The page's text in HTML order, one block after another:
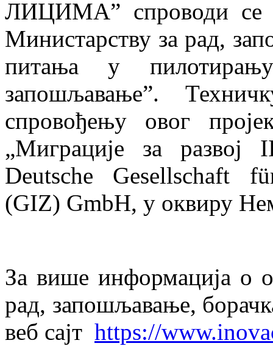
ЛИЦИМА” спроводи се
Министарству за рад,
питања у
запошљавање”.
спровођењу овог
„Миграције за
Deutsche Gesellschaft
(GIZ) GmbH, у оквиру
За више информација о
рад, запошљавање,
веб сајт https://